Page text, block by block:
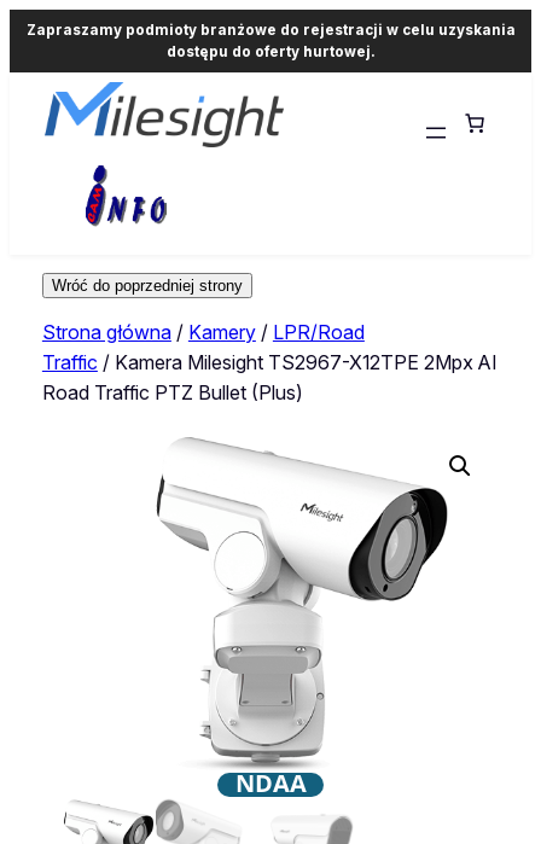
Zapraszamy podmioty branżowe do rejestracji w celu uzyskania
dostępu do oferty hurtowej.
Strona główna/ Kamery/ LPR/Road
Traffic / Kamera Milesight TS2967-X12TPE 2Mpx AI
Road Traffic PTZ Bullet (Plus)
NDAA